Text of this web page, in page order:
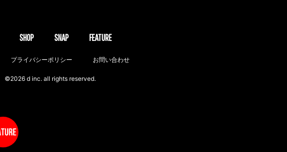
SHOP SNAP FEATURE
プライバシーポリシー お問い合わせ
©2026 d inc. all rights reserved.